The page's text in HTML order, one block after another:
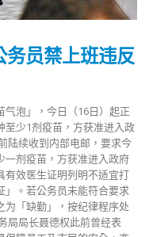
员禁上班违反
泡」，今日（16日）起正
至少1剂疫苗，方获准进入政
陆续收到内部电邮，要求今
一剂疫苗，方获准进入政府
有效医生证明列明不适宜打
」。若公务员未能符合要求
「缺勤」，按纪律程序处
局局长聂德权此前曾经表